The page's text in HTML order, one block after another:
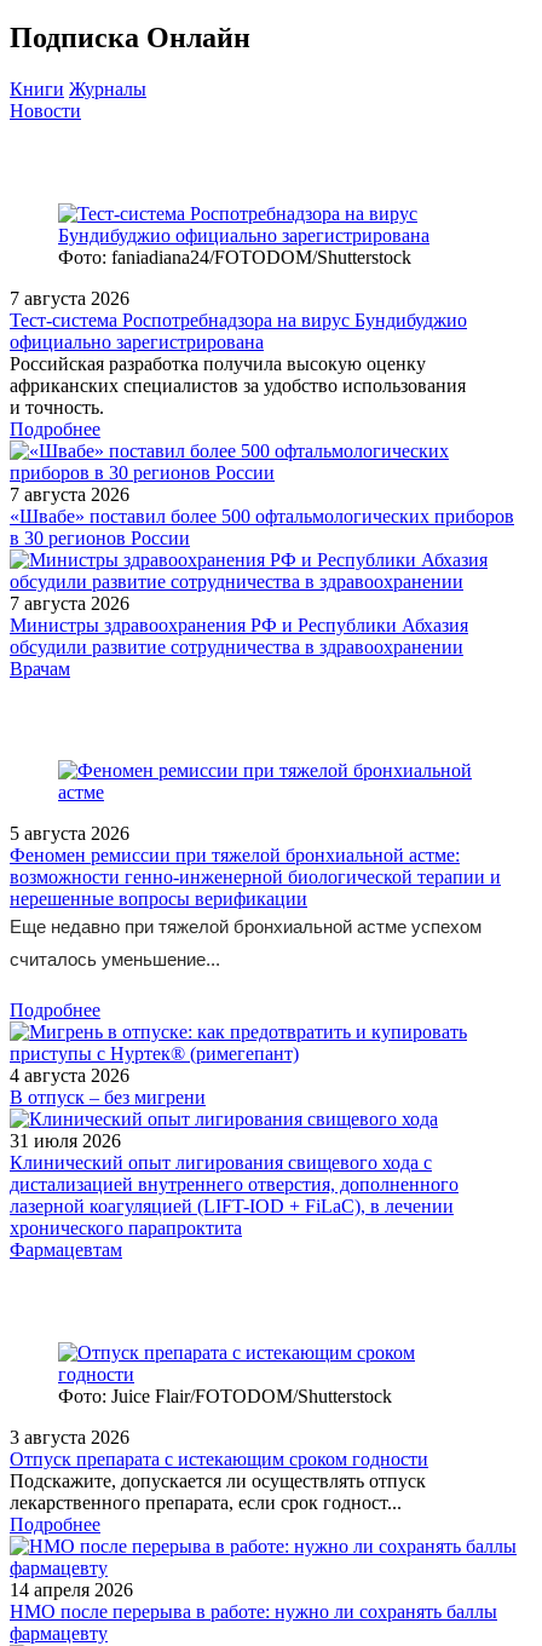
Подписка Онлайн
Книги Журналы
Новости
Фото: faniadiana24/FOTODOM/Shutterstock
7 августа 2026
Тест‑система Роспотребнадзора на вирус Бундибуджио
официально зарегистрирована
Российская разработка получила высокую оценку
африканских специалистов за удобство использования
и точность.
Подробнее
7 августа 2026
«Швабе» поставил более 500 офтальмологических приборов
в 30 регионов России
7 августа 2026
Министры здравоохранения РФ и Республики Абхазия
обсудили развитие сотрудничества в здравоохранении
/legislation/law/Prikaz-Minzdrava-Rossii-ot-17-07-2023-368n/
Врачам
5 августа 2026
Феномен ремиссии при тяжелой бронхиальной астме:
возможности генно-инженерной биологической терапии и
нерешенные вопросы верификации
Еще недавно при тяжелой бронхиальной астме успехом
считалось уменьшение...
Подробнее
4 августа 2026
В отпуск – без мигрени
31 июля 2026
Клинический опыт лигирования свищевого хода с
дистализацией внутреннего отверстия, дополненного
лазерной коагуляцией (LIFT-IOD + FiLaC), в лечении
хронического парапроктита
Фармацевтам
Фото: Juice Flair/FOTODOM/Shutterstoсk
3 августа 2026
Отпуск препарата с истекающим сроком годности
Подскажите, допускается ли осуществлять отпуск
лекарственного препарата, если срок годност...
Подробнее
14 апреля 2026
НМО после перерыва в работе: нужно ли сохранять баллы
фармацевту